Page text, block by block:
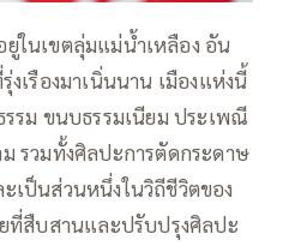
ยู่ในเขตลุ่มแม่น้ำเหลือง อัน
งเรืองมาเนิ่นนาน เมืองแห่งนี้
รม ขนบธรรมเนียม ประเพณี
รวมทั้งศิลปะการตัดกระดาษ
ป็นส่วนหนึ่งในวิถีชีวิตของ
ที่สืบสานและปรับปรุงศิลปะ